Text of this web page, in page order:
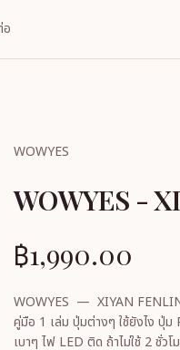
WOWYES
WOWYES -
฿1,990.00
WOWYES — XIYAN FENLIN ในกล่องมีอะไรบ้าง แท่งนวด
คู่มือ 1 เล่ม ปุ่มต่างๆ ใช้ยังไง ปุ่ม Power (ปุ่มล่างสุด) — เปิด/ปิดเครื่อง กดค้าง 1.5 วินาทีค่ะ เปิดแล้วจะสั่น